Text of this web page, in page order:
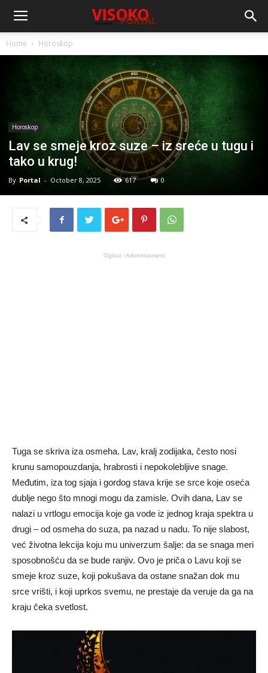
Home Horoskop
Horoskop
Lav se smeje kroz suze – iz sreće u tugu i
tako u krug!
By Portal - October 8, 2025 617 0
Oglasi - Advertisement
Tuga se skriva iza osmeha. Lav, kralj zodijaka, često nosi
krunu samopouzdanja, hrabrosti i nepokolebljive snage.
Međutim, iza tog sjaja i gordog stava krije se srce koje oseća
dublje nego što mnogi mogu da zamisle. Ovih dana, Lav se
nalazi u vrtlogu emocija koje ga vode iz jednog kraja spektra u
drugi – od osmeha do suza, pa nazad u nadu. To nije slabost,
već životna lekcija koju mu univerzum šalje: da se snaga meri
sposobnošću da se bude ranjiv. Ovo je priča o Lavu koji se
smeje kroz suze, koji pokušava da ostane snažan dok mu
srce vrišti, i koji uprkos svemu, ne prestaje da veruje da ga na
kraju čeka svetlost.